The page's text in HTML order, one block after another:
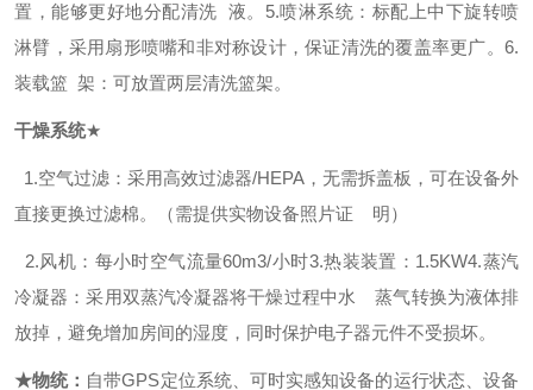
置，能够更好地分配清洗 液。 5.喷淋系统：标配上中下旋转喷
淋臂，采用扇形喷嘴和非对称设计，保证清洗的覆盖率更广。 6.
装载篮 架：可放置两层清洗篮架。
干燥系统★
1.空气过滤：采用高效过滤器/HEPA，无需拆盖板，可在设备外
直接更换过滤棉。（需提供实物设备照片证 明）
2.风机：每小时空气流量60m3/小时3.热装装置：1.5KW4.蒸汽
冷凝器：采用双蒸汽冷凝器将干燥过程中水 蒸气转换为液体排
放掉，避免增加房间的湿度，同时保护电子器元件不受损坏。
★物统： 自带GPS定位系统、可时实感知设备的运行状态、设备